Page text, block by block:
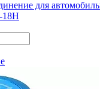
для
18H